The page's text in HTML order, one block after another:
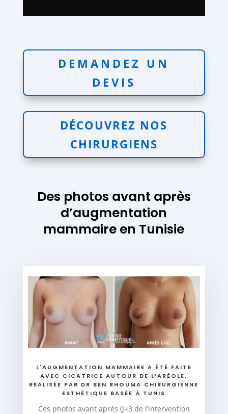
DEMANDEZ UN
DEVIS
DÉCOUVREZ NOS
CHIRURGIENS
Des photos avant après
d’augmentation
mammaire en Tunisie
L'AUGMENTATION MAMMAIRE A ÉTÉ FAITE
AVEC CICATRICE AUTOUR DE L’ARÉOLE,
RÉALISÉE PAR DR BEN RHOUMA CHIRURGIENNE
ESTHÉTIQUE BASÉE À TUNIS
Ces photos avant après (J+3 de l’intervention